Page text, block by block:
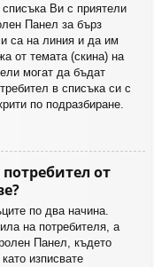
Ви с приятели
Панел за бърз
са на линия и да им
от темата (скина) на
могат да бъдат
в списъка си с
по подразбиране.
от
по два начина.
на потребителя, а
Панел, където
изписвате